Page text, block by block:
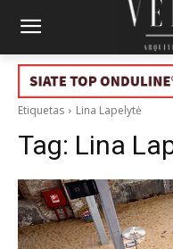
Etiquetas Lina Lapelytė
Tag: Lina